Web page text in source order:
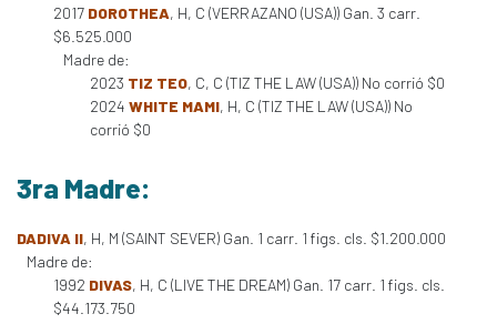
2017 DOROTHEA, H, C (VERRAZANO (USA)) Gan. 3 carr.
$6.525.000
Madre de:
2023 TIZ TEO, C, C (TIZ THE LAW (USA)) No corrió $0
2024 WHITE MAMI, H, C (TIZ THE LAW (USA)) No
corrió $0
3ra Madre:
DADIVA II, H, M (SAINT SEVER) Gan. 1 carr. 1 figs. cls. $1.200.000
Madre de:
1992 DIVAS, H, C (LIVE THE DREAM) Gan. 17 carr. 1 figs. cls.
$44.173.750